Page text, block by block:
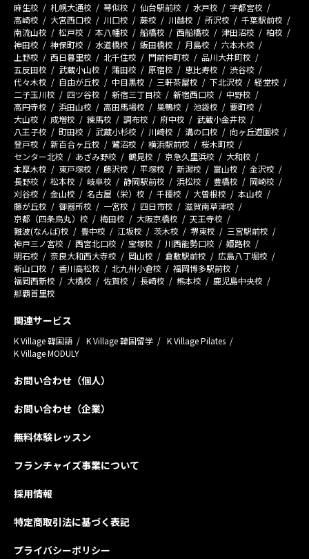
麻生校 札幌大通校 琴似校 仙台駅前校 水戸校
宇都宮校
高崎校
大宮西口校 川口校 蕨校 川越校 所沢校
千葉駅前校
南流山校
松戸校 本八幡校 船橋校 西船橋校 津田沼校
柏校
神田校
神保町校 水道橋校 飯田橋校 月島校
六本木校
上野校
西日暮里校 北千住校 門前仲町校
品川大井町校
五反田校
武蔵小山校 蒲田校 原宿校 恵比寿校
渋谷校
代々木校
自由が丘校 中目黒校 三軒茶屋校 下北沢校
経堂校
二子玉川校
四ツ谷校 新宿三丁目校 新宿西口校
中野校
高円寺校
浜田山校 高田馬場校 巣鴨校 池袋校
要町校
大山校
成増校 練馬校 調布校 府中校
武蔵小金井校
八王子校
町田校 武蔵小杉校 川崎校 溝の口校
向ヶ丘遊園校
登戸校
新百合ヶ丘校 鷺沼校 横浜駅前校
桜木町校
センター北校
あざみ野校 鶴見校 京急久里浜校
大和校
本厚木校
東戸塚校 藤沢校 平塚校 新潟校 富山校
金沢校
長野校
松本校 岐阜校 静岡駅前校 浜松校 豊橋校
岡崎校
刈谷校
金山校 名古屋（栄）校 千種校 大曽根校
本山校
藤が丘校
御器所校 一宮校 四日市校
滋賀南草津校
京都（四条烏丸）校
梅田校 大阪京橋校
天王寺校
難波(なんば)校
豊中校 江坂校 茨木校 堺東校
三宮駅前校
神戸三ノ宮校
西宮北口校 宝塚校 川西能勢口校
姫路校
明石校
奈良大和西大寺校 岡山校 倉敷駅前校
広島八丁堀校
新山口校
香川高松校 北九州小倉校
福岡博多駅前校
福岡西新校
大橋校 佐賀校 長崎校 熊本校
鹿児島中央校
那覇首里校
関連サービス
K Village 韓国語 K Village 韓国留学
K Village Pilates
K Village MODULY
お問い合わせ（個人）
お問い合わせ（企業）
無料体験レッスン
フランチャイズ事業について
採用情報
特定商取引法に基づく表記
プライバシーポリシー